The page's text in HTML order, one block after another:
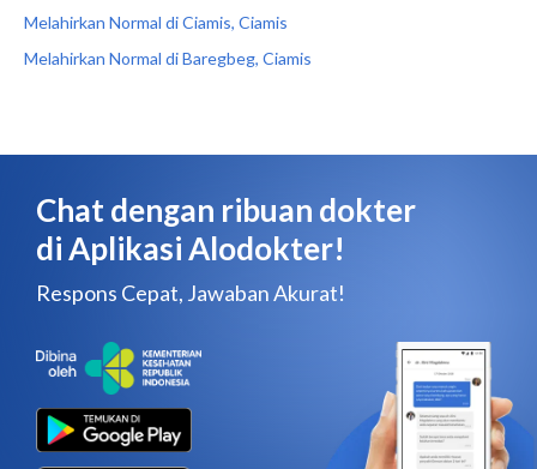
Melahirkan Normal di Ciamis, Ciamis
Melahirkan Normal di Baregbeg, Ciamis